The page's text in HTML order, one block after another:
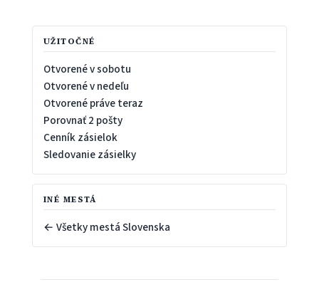
UŽITOČNÉ
Otvorené v sobotu
Otvorené v nedeľu
Otvorené práve teraz
Porovnať 2 pošty
Cenník zásielok
Sledovanie zásielky
INÉ MESTÁ
← Všetky mestá Slovenska